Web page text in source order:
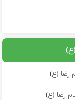
رضا (ع)